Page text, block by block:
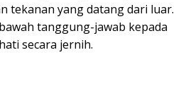
tekanan yang datang dari luar.
tanggung-jawab kepada
secara jernih.